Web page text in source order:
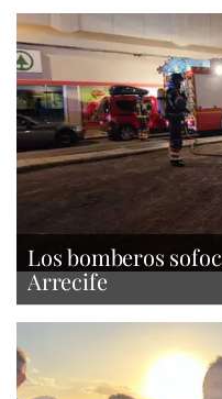
Los bomberos
Arrecife